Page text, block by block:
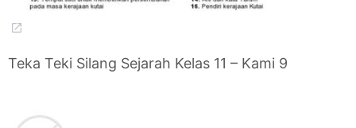
Teka Teki Silang Sejarah Kelas 11 – Kami 9